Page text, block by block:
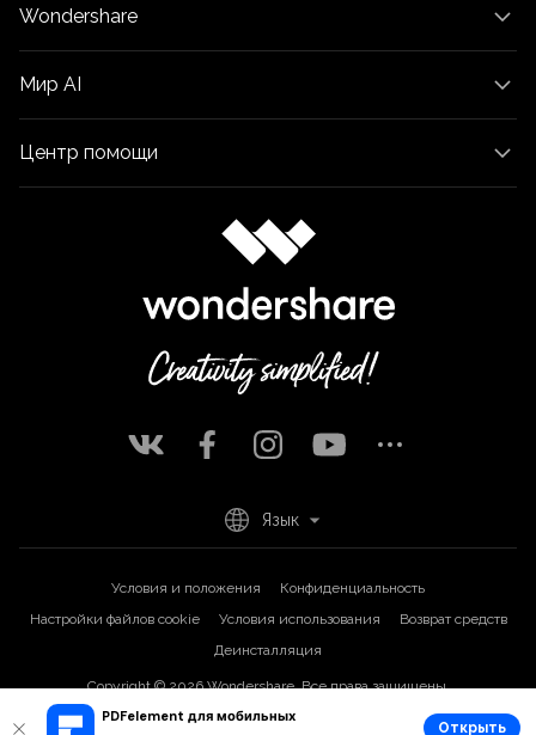
PDFelement для мобильных
Открыть
Wondershare
Мир AI
Центр помощи
Условия и положения
Конфиденциальность
Настройки файлов cookie
Условия использования
Возврат средств
Деинсталляция
Copyright © 2026Wondershare. Все права защищены.
Язык